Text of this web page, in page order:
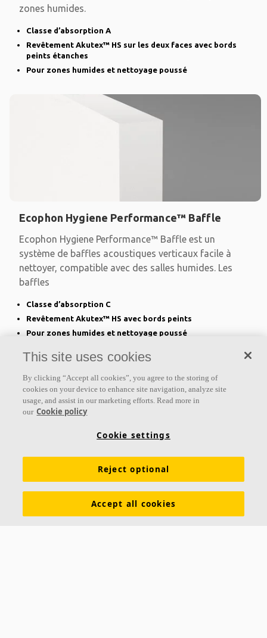
zones humides.
Classe d’absorption A
Revêtement Akutex™ HS sur les deux faces avec bords
peints étanches
Pour zones humides et nettoyage poussé
Ecophon Hygiene Performance™ Baffle
Ecophon Hygiene Performance™ Baffle est un
système de baffles acoustiques verticaux facile à
nettoyer, compatible avec des salles humides. Les
baffles
Classe d’absorption C
Revêtement Akutex™ HS avec bords peints
Pour zones humides et nettoyage poussé
Ecophon Hygiene Performance™ Care Wall
Ecophon Hygiene Performance™ Care Wall est un
système de panneau mural acoustique facile à
This site uses cookies
By clicking “Accept all cookies”, you agree to the storing of
cookies on your device to enhance site navigation, analyze site
usage, and assist in our marketing efforts. Read more in
our Cookie policy
Cookie settings
Reject optional
Accept all cookies